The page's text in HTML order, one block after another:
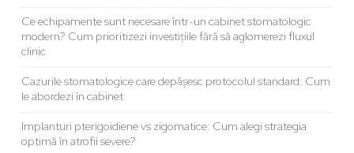
Ce echipamente sunt necesare într-un cabinet stomatologic
modern? Cum prioritizezi investițiile fără să aglomerezi fluxul
clinic
Cazurile stomatologice care depășesc protocolul standard: Cum
le abordezi în cabinet
Implanturi pterigoidiene vs zigomatice: Cum alegi strategia
optimă în atrofii severe?